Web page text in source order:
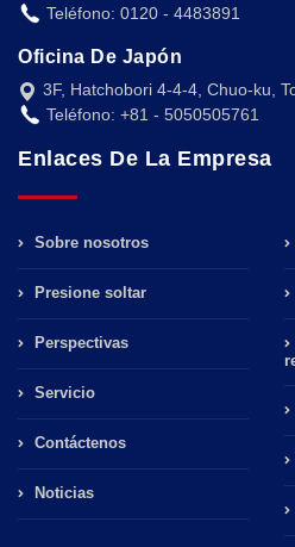
Teléfono: 0120 - 4483891
Oficina De Japón
3F, Hatchobori 4-4-4, Chuo-ku,
Teléfono: +81 - 5050505761
Enlaces De La Empresa
Sobre nosotros
Presione soltar
Perspectivas
Servicio
Contáctenos
Noticias